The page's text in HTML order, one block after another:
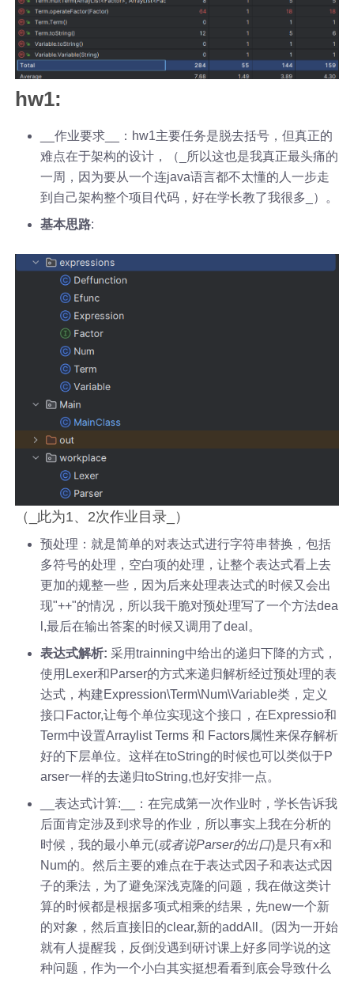
hw1:
__作业要求__：hw1主要任务是脱去括号，但真正的
难点在于架构的设计，（_所以这也是我真正最头痛的
一周，因为要从一个连java语言都不太懂的人一步走
到自己架构整个项目代码，好在学长教了我很多_）。
基本思路:
（_此为1、2次作业目录_）
预处理：就是简单的对表达式进行字符串替换，包括
多符号的处理，空白项的处理，让整个表达式看上去
更加的规整一些，因为后来处理表达式的时候又会出
现"++"的情况，所以我干脆对预处理写了一个方法dea
l,最后在输出答案的时候又调用了deal。
表达式解析: 采用trainning中给出的递归下降的方式，
使用Lexer和Parser的方式来递归解析经过预处理的表
达式，构建Expression\Term\Num\Variable类，定义
接口Factor,让每个单位实现这个接口，在Expressio和
Term中设置Arraylist Terms 和 Factors属性来保存解析
好的下层单位。这样在toString的时候也可以类似于P
arser一样的去递归toString,也好安排一点。
__表达式计算:__：在完成第一次作业时，学长告诉我
后面肯定涉及到求导的作业，所以事实上我在分析的
时候，我的最小单元(或者说Parser的出口)是只有x和
Num的。然后主要的难点在于表达式因子和表达式因
子的乘法，为了避免深浅克隆的问题，我在做这类计
算的时候都是根据多项式相乘的结果，先new一个新
的对象，然后直接旧的clear,新的addAll。(因为一开始
就有人提醒我，反倒没遇到研讨课上好多同学说的这
种问题，作为一个小白其实挺想看看到底会导致什么